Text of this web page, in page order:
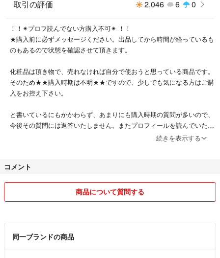
取引の評価 2,046 6 0
！！✴︎プロフ読んでない方購入不可✴︎ ！！
★購入前に必ずメッセージください。出品してから時間が経っているも
のもあるので状態を確認させて頂きます。
化粧品は頂き物で、売れなければ自分で使おうと思っている商品です。
そのため★★購入時期は不明★★ですので、少しでも気になる方はご購
入をお控え下さい。
と書いているにもかかわらず、あまりにも購入時期の質問が多いので、
今後その質問には返答いたしません。またプロフィールを読んでいただ
いていないものとし、トラブル防止のため販売をお断りさせていただく
ります。そのため万が一使用品であった場合はお手数ですが評価をつけ
る前にコメントください。その場合は対応させていただきます。
肌トラブル、配送中の破損などの保証は致しかねます。
追跡希望の方は必ず購入前にコメント下さい。
続きを表示する
コメント
商品について質問する
同一ブランドの商品